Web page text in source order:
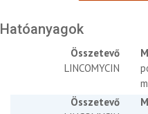
Hatóanyagok
Összetevő
LINCOMYCIN
Összetevő